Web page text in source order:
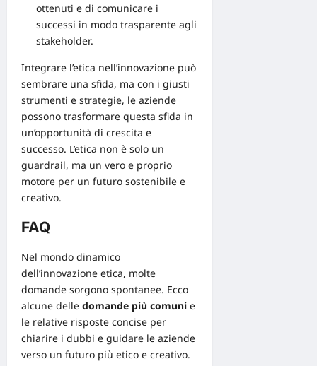
ottenuti e di comunicare i
successi in modo trasparente agli
stakeholder.
Integrare l’etica nell’innovazione può
sembrare una sfida, ma con i giusti
strumenti e strategie, le aziende
possono trasformare questa sfida in
un’opportunità di crescita e
successo. L’etica non è solo un
guardrail, ma un vero e proprio
motore per un futuro sostenibile e
creativo.
FAQ
Nel mondo dinamico
dell’innovazione etica, molte
domande sorgono spontanee. Ecco
alcune delle domande più comuni e
le relative risposte concise per
chiarire i dubbi e guidare le aziende
verso un futuro più etico e creativo.